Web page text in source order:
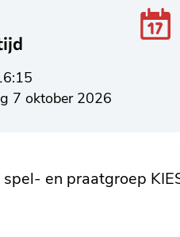
7 oktober 2026
en praatgroep